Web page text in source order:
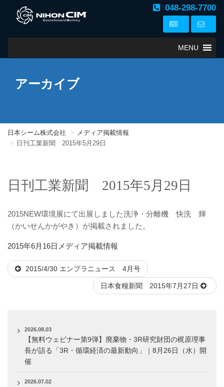
048-298-7700
MENU
アーカイブ
日本シーム株式会社
メディア掲載情報
日刊工業新聞 2015年5月29日
日刊工業新聞 2015年5月29日
2015NEW環境展にて出展しました洗浄・分離機 快洗 輝
（かいせんかがやき）が掲載されました。
投
日:
2015年6月16日 カ
ゴ
メディア掲載情報
2015/4/30 エンプラニュース 4月号
日本食糧新聞 2015年7月27日
2026.08.03
【無料ウェビナー第9弾】廃棄物・3R研究財団の梶原理事
長が語る「3R・循環経済の最新動向」｜8月26日（水）開
催
2026.07.02